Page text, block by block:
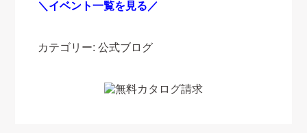
＼イベント一覧を見る／
カテゴリー: 公式ブログ